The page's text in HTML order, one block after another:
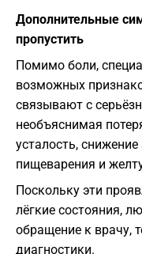
Дополнительные
пропустить
Помимо боли,
возможных
связывают с
необъяснимая
усталость,
пищеварения и
Поскольку эти
лёгкие состояния,
обращение к врачу,
диагностики.